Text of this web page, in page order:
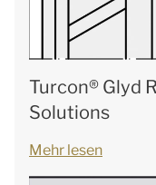
Turcon® Glyd
Solutions
Mehr lesen